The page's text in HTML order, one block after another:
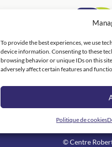
To provide the best experiences, we use
device information. Consenting to these
browsing behavior or unique IDs on this
adversely affect certain features and
Politique de cookies
© Centre